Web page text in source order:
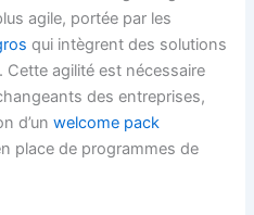
agile, portée par les
qui intègrent des solutions
agilité est nécessaire
des entreprises,
d’unwelcome pack
place de programmes de